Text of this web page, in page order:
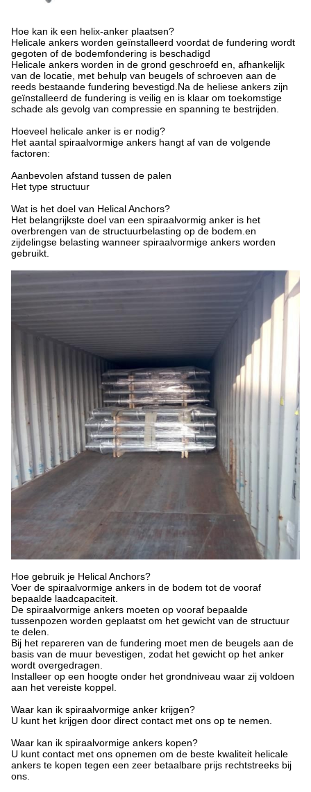
Hoe kan ik een helix-anker plaatsen?
Helicale ankers worden geïnstalleerd voordat de fundering wordt
gegoten of de bodemfondering is beschadigd
Helicale ankers worden in de grond geschroefd en, afhankelijk
van de locatie, met behulp van beugels of schroeven aan de
reeds bestaande fundering bevestigd.Na de heliese ankers zijn
geïnstalleerd de fundering is veilig en is klaar om toekomstige
schade als gevolg van compressie en spanning te bestrijden.
Hoeveel helicale anker is er nodig?
Het aantal spiraalvormige ankers hangt af van de volgende
factoren:
Aanbevolen afstand tussen de palen
Het type structuur
Wat is het doel van Helical Anchors?
Het belangrijkste doel van een spiraalvormig anker is het
overbrengen van de structuurbelasting op de bodem.en
zijdelingse belasting wanneer spiraalvormige ankers worden
gebruikt.
Hoe gebruik je Helical Anchors?
Voer de spiraalvormige ankers in de bodem tot de vooraf
bepaalde laadcapaciteit.
De spiraalvormige ankers moeten op vooraf bepaalde
tussenpozen worden geplaatst om het gewicht van de structuur
te delen.
Bij het repareren van de fundering moet men de beugels aan de
basis van de muur bevestigen, zodat het gewicht op het anker
wordt overgedragen.
Installeer op een hoogte onder het grondniveau waar zij voldoen
aan het vereiste koppel.
Waar kan ik spiraalvormige anker krijgen?
U kunt het krijgen door direct contact met ons op te nemen.
Waar kan ik spiraalvormige ankers kopen?
U kunt contact met ons opnemen om de beste kwaliteit helicale
ankers te kopen tegen een zeer betaalbare prijs rechtstreeks bij
ons.